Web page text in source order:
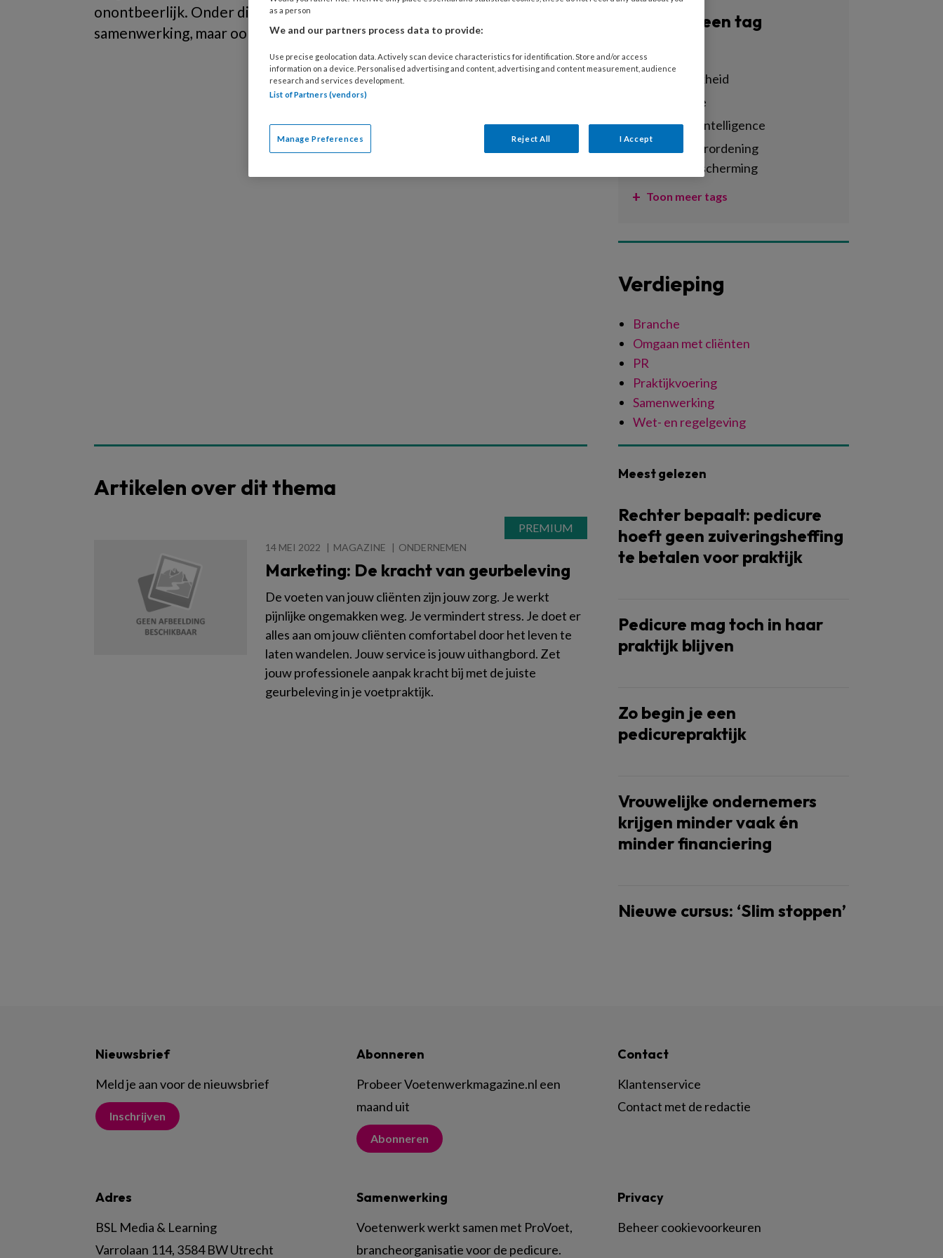
onontbeerlijk. Onder dit thema vind je informatie over praktijkvoering, pr,
samenwerking, maar ook hoe ga je met cliënten om.
Filter op een tag
Alle tags
aansprakelijkheid
administratie
ai – artificial intelligence
gegevensbescherming
Toon meer tags
Verdieping
Branche
Omgaan met cliënten
PR
Praktijkvoering
Samenwerking
Wet- en regelgeving
Artikelen over dit thema
14 MEI 2022 MAGAZINE ONDERNEMEN
Marketing: De kracht van geurbeleving
De voeten van jouw cliënten zijn jouw zorg. Je werkt
pijnlijke ongemakken weg. Je vermindert stress. Je doet er
alles aan om jouw cliënten comfortabel door het leven te
laten wandelen. Jouw service is jouw uithangbord. Zet
jouw professionele aanpak kracht bij met de juiste
geurbeleving in je voetpraktijk.
Meest gelezen
Rechter bepaalt: pedicure
hoeft geen zuiveringsheffing
te betalen voor praktijk
Pedicure mag toch in haar
praktijk blijven
Zo begin je een
pedicurepraktijk
Vrouwelijke ondernemers
krijgen minder vaak én
minder financiering
Nieuwe cursus: ‘Slim stoppen’
Nieuwsbrief
Meld je aan voor de nieuwsbrief
Inschrijven
Abonneren
Probeer Voetenwerkmagazine.nl een
maand uit
Abonneren
Contact
Klantenservice
Contact met de redactie
Adres
BSL Media & Learning
Varrolaan 114, 3584 BW Utrecht
Samenwerking
Voetenwerk werkt samen met ProVoet,
brancheorganisatie voor de pedicure.
Privacy
Beheer cookievoorkeuren
as a person
We and our partners process data to provide:
Use precise geolocation data. Actively scan device characteristics for identification. Store and/or access
information on a device. Personalised advertising and content, advertising and content measurement, audience
research and services development.
List of Partners (vendors)
Manage Preferences Reject All I Accept